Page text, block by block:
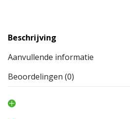
Beschrijving
Aanvullende informatie
Beoordelingen (0)